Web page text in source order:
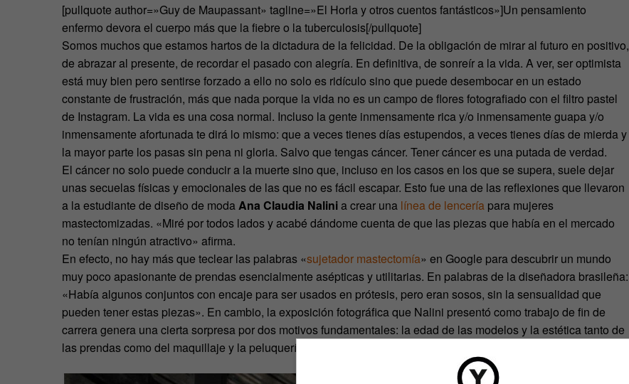
[pullquote author=»Guy de Maupassant» tagline=»El Horla y otros cuentos fantásticos»]Un pensamiento
enfermo devora el cuerpo más que la fiebre o la tuberculosis[/pullquote]
Somos muchos que estamos hartos de la dictadura de la felicidad. De la obligación de mirar al futuro en positivo,
de abrazar al presente, de recordar el pasado con alegría. En definitiva, de sonreír a la vida. A ver, ser optimista
está muy bien pero sentirse forzado a ello no solo es ridículo sino que puede desembocar en un estado
constante de frustración, más que nada porque la vida no es un campo de flores fotografiado con el filtro pastel
de Instagram. La vida es una cosa normal. Incluso la gente inmensamente rica y/o inmensamente guapa y/o
inmensamente afortunada te dirá lo mismo: que a veces tienes días estupendos, a veces tienes días de mierda y
la mayor parte los pasas sin pena ni gloria. Salvo que tengas cáncer. Tener cáncer es una putada de verdad.
El cáncer no solo puede conducir a la muerte sino que, incluso en los casos en los que se supera, suele dejar
unas secuelas físicas y emocionales de las que no es fácil escapar. Esto fue una de las reflexiones que llevaron
a la estudiante de diseño de modaAna Claudia Nalinia crear una línea de lencería para mujeres
mastectomizadas. «Miré por todos lados y acabé dándome cuenta de que las piezas que había en el mercado
no tenían ningún atractivo» afirma.
En efecto, no hay más que teclear las palabras «sujetador mastectomía» en Google para descubrir un mundo
muy poco apasionante de prendas esencialmente asépticas y utilitarias. En palabras de la diseñadora brasileña:
«Había algunos conjuntos con encaje para ser usados en prótesis, pero eran sosos, sin la sensualidad que
pueden tener estas piezas». En cambio, la exposición fotográfica que Nalini presentó como trabajo de fin de
carrera genera una cierta sorpresa por dos motivos fundamentales: la edad de las modelos y la estética tanto de
las prendas como del maquillaje y la peluquería.